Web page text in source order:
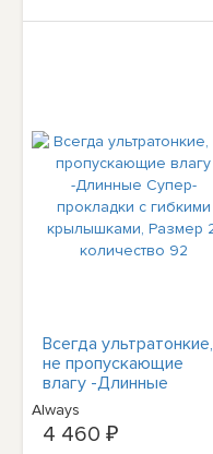
Всегда ультратонкие,
не пропускающие
влагу -Длинные
Супер-прокладки с
гибкими крылышками,
Размер 2, количество
Always
4 460 ₽